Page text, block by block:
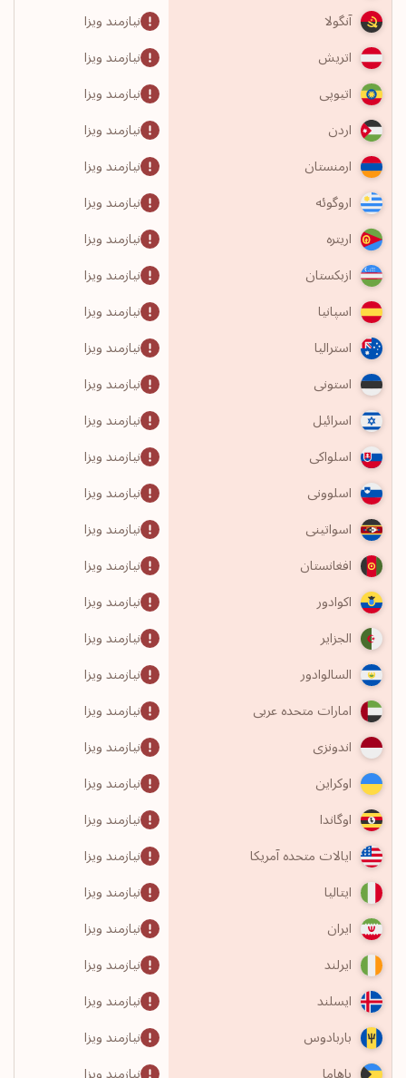
آنگولا
نیازمند ویزا
اتریش
نیازمند ویزا
اتیوپی
نیازمند ویزا
اردن
نیازمند ویزا
ارمنستان
نیازمند ویزا
اروگوئه
نیازمند ویزا
اریتره
نیازمند ویزا
ازبکستان
نیازمند ویزا
اسپانیا
نیازمند ویزا
استرالیا
نیازمند ویزا
استونی
نیازمند ویزا
اسرائیل
نیازمند ویزا
اسلواکی
نیازمند ویزا
اسلوونی
نیازمند ویزا
اسواتینی
نیازمند ویزا
افغانستان
نیازمند ویزا
اکوادور
نیازمند ویزا
الجزایر
نیازمند ویزا
السالوادور
نیازمند ویزا
امارات متحده عربی
نیازمند ویزا
اندونزی
نیازمند ویزا
اوکراین
نیازمند ویزا
اوگاندا
نیازمند ویزا
ایالات متحده آمریکا
نیازمند ویزا
ایتالیا
نیازمند ویزا
ایران
نیازمند ویزا
ایرلند
نیازمند ویزا
ایسلند
نیازمند ویزا
باربادوس
نیازمند ویزا